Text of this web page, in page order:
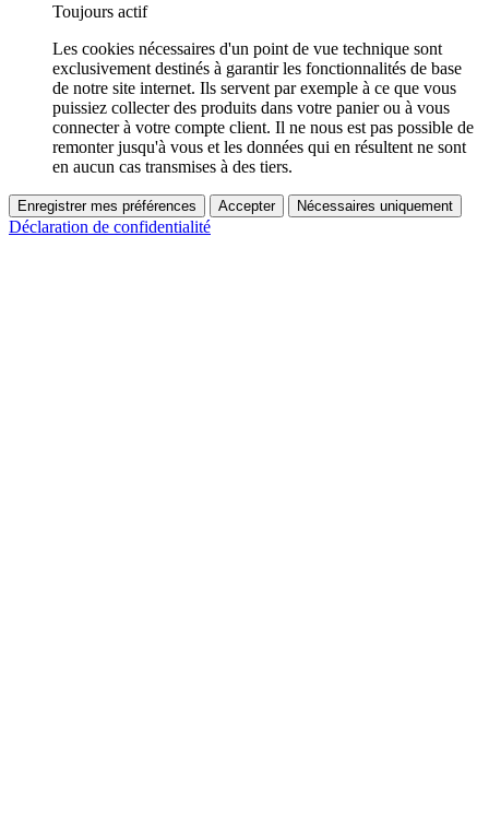
Toujours actif
Les cookies nécessaires d'un point de vue technique sont
exclusivement destinés à garantir les fonctionnalités de base
de notre site internet. Ils servent par exemple à ce que vous
puissiez collecter des produits dans votre panier ou à vous
connecter à votre compte client. Il ne nous est pas possible de
remonter jusqu'à vous et les données qui en résultent ne sont
en aucun cas transmises à des tiers.
Enregistrer mes préférences Accepter Nécessaires uniquement
Déclaration de confidentialité